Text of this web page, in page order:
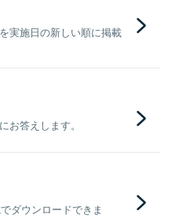
実施日の新しい順に掲載
お答えします。
ダウンロードできま